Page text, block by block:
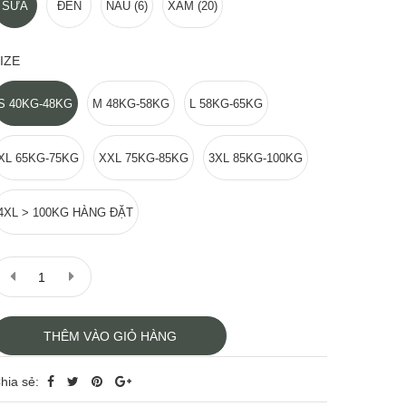
SỮA ĐEN NÂU (6) XÁM (20)
40KG-48KG M 48KG-58KG L 58KG-65KG
65KG-75KG XXL 75KG-85KG 3XL 85KG-100KG
> 100KG HÀNG ĐẶT
THÊM VÀO GIỎ HÀNG
sẻ: